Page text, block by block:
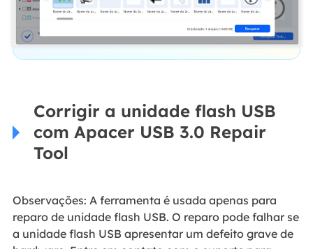
Corrigir a unidade flash USB
com Apacer USB 3.0 Repair
Tool
Observações: A ferramenta é usada apenas para
reparo de unidade flash USB. O reparo pode falhar se
a unidade flash USB apresentar um defeito grave de